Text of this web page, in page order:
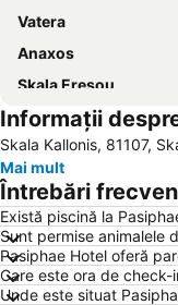
Vatera
Anaxos
Skala Eresou
Traditional Settlement
Informații
Skala Kallonis, 81107,
Mai mult
Întrebări
Există piscină la
Sunt permise animalele
Pasiphae Hotel oferă
Care este ora de check-
Unde este situat